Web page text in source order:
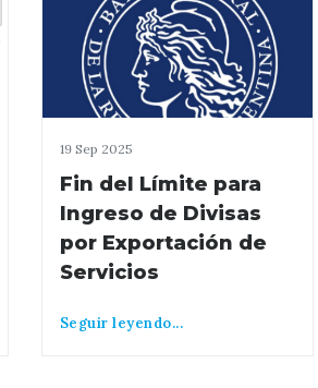
19 Sep 2025
Fin del Límite para
Ingreso de Divisas
por Exportación de
Servicios
Seguir leyendo...